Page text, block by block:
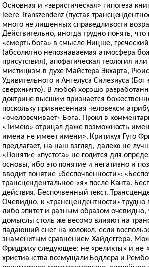
Основная и «эвристическая» гипотеза
leere Transzendenz (пустая
много не лишенных справедливости
Действительно, иногда трудно понять,
«смерть бога» в смысле Ницше,
(абсолютно непознаваемая атмосфера
присутствия), апофатическая теология
мистицизм в духе Майстера Экхарта,
Удивительного и Ангелуса Силезиуса (Бог
сверхничто). В любой хорошо
доктрине высшим признается
поскольку привнесенная человеком
«очеловечивает» Бога. Прокл в
«Тимею» отрицал даже возможность
имена не имеет имени». Критикуя Гуго
предлагает, на наш взгляд, далеко не
«Понятие «пустота» не годится для
основы, ибо это понятие и негативно и
вводит понятие «беспочвенности»:
трансцендентальное «я» после Канта.
действия. Беспочвенный текст.
Очевидно, к «трансцендентности» трудно
либо эпитет и равным образом очевидно,
домыслы столь же весомо влияют на
падающий снег на колокол, если
знаменитым сравнением Хайдеггера.
Фрид­риху следующее: не «реликты» и не
христианства возмущали Бодлера и